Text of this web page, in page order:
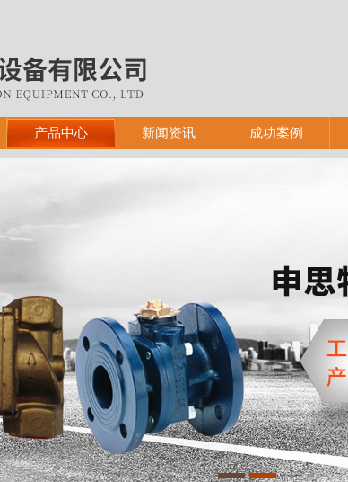
产品中心 新闻资讯 成功案例